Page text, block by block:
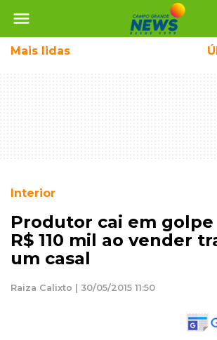
menu
Mais lidas
Interior
Produtor cai em
R$ 110 mil ao vender
um casal
Raiza Calixto | 30/05/2015 11:50